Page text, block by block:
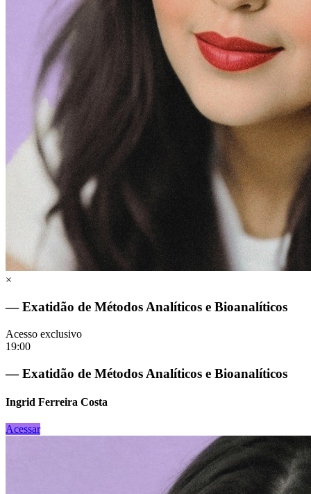
×
— Exatidão de Métodos Analíticos e Bioanalíticos
Acesso exclusivo
19:00
— Exatidão de Métodos Analíticos e Bioanalíticos
Ingrid Ferreira Costa
Acessar